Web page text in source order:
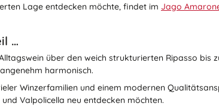
Lage entdecken möchte, findet im Jago
…
über den weich strukturierten Ripasso
harmonisch.
Winzerfamilien und einem modernen
Valpolicella neu entdecken möchten.